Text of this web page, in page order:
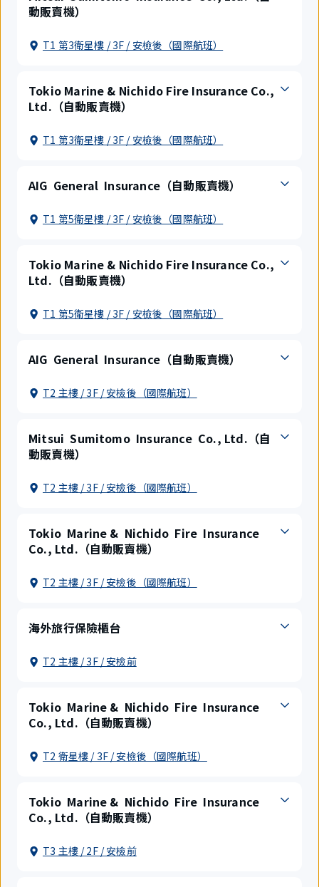
動販賣機）
T1 第3衛星樓 / 3F / 安檢後（國際航班）
Tokio Marine & Nichido Fire Insurance Co.,
Ltd.（自動販賣機）
T1 第3衛星樓 / 3F / 安檢後（國際航班）
AIG General Insurance（自動販賣機）
T1 第5衛星樓 / 3F / 安檢後（國際航班）
Tokio Marine & Nichido Fire Insurance Co.,
Ltd.（自動販賣機）
T1 第5衛星樓 / 3F / 安檢後（國際航班）
AIG General Insurance（自動販賣機）
T2 主樓 / 3F / 安檢後（國際航班）
Mitsui Sumitomo Insurance Co., Ltd.（自
動販賣機）
T2 主樓 / 3F / 安檢後（國際航班）
Tokio Marine & Nichido Fire Insurance
Co., Ltd.（自動販賣機）
T2 主樓 / 3F / 安檢後（國際航班）
海外旅行保險櫃台
T2 主樓 / 3F / 安檢前
Tokio Marine & Nichido Fire Insurance
Co., Ltd.（自動販賣機）
T2 衛星樓 / 3F / 安檢後（國際航班）
Tokio Marine & Nichido Fire Insurance
Co., Ltd.（自動販賣機）
T3 主樓 / 2F / 安檢前